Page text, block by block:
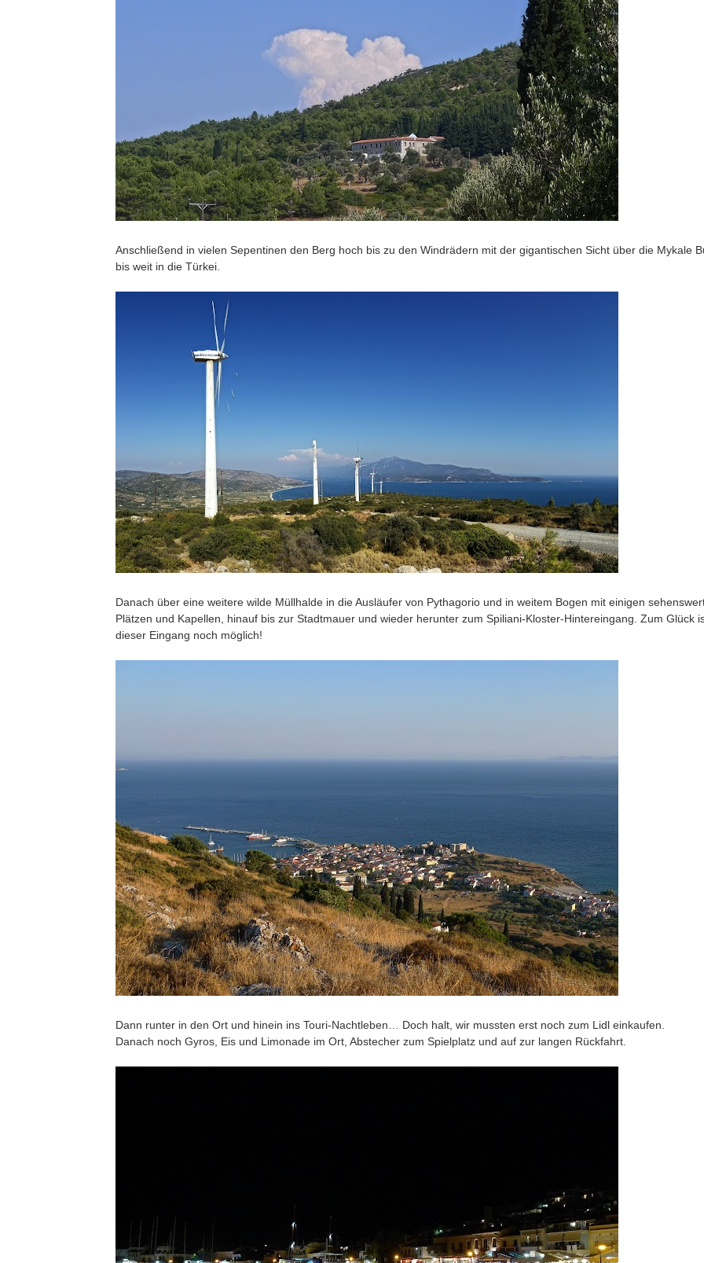
Anschließend in vielen Sepentinen den Berg hoch bis zu den Windrädern mit der gigantischen Sicht über die Mykale
bis weit in die Türkei.
Danach über eine weitere wilde Müllhalde in die Ausläufer von Pythagorio und in weitem Bogen mit einigen
Plätzen und Kapellen, hinauf bis zur Stadtmauer und wieder herunter zum Spiliani-Kloster-Hintereingang. Zum Glück
dieser Eingang noch möglich!
Dann runter in den Ort und hinein ins Touri-Nachtleben… Doch halt, wir mussten erst noch zum Lidl einkaufen.
Danach noch Gyros, Eis und Limonade im Ort, Abstecher zum Spielplatz und auf zur langen Rückfahrt.